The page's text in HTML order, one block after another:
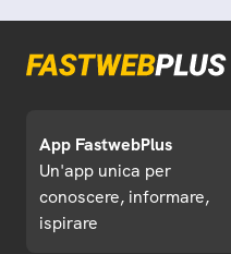
App FastwebPlus
Un'app unica per
conoscere, informare,
ispirare